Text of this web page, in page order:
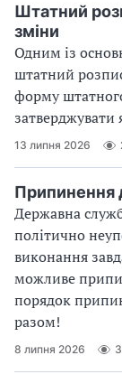
Штатний
зміни
Одним із
штатний
форму
13 липня 2026
Припинення
Державна
політично
виконання
можливе
порядок
разом!
8 липня 2026